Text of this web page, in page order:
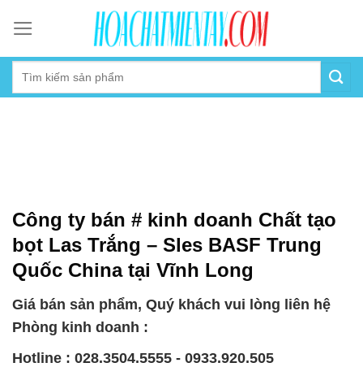
content
Công ty bán # kinh doanh Chất tạo
bọt Las Trắng – Sles BASF Trung
Quốc China tại Vĩnh Long
Giá bán sản phẩm, Quý khách vui lòng liên hệ
Phòng kinh doanh :
Hotline : 028.3504.5555 - 0933.920.505